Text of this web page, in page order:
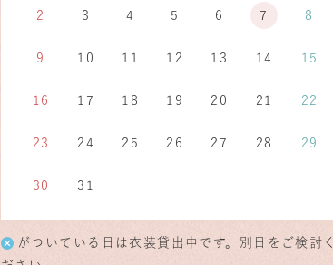
2 3 4 5 6 7 8
9 10 11 12 13 14 15
16 17 18 19 20 21 22
23 24 25 26 27 28 29
30 31
がついている日は衣装貸出中です。別日をご検討く